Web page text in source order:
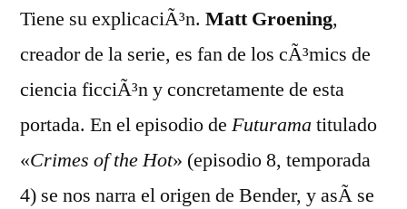
Tiene su explicaciÃ³n. Matt Groening,
creador de la serie, es fan de los cÃ³mics de
ciencia ficciÃ³n y concretamente de esta
portada. En el episodio de Futurama titulado
«Crimes of the Hot» (episodio 8, temporada
4) se nos narra el origen de Bender, y asÃ­ se